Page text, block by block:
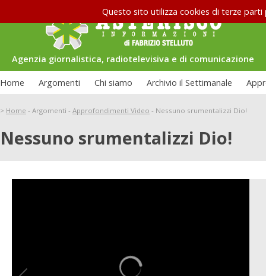
Questo sito utilizza cookies di terze
Agenzia giornalistica, radiotelevisiva e di comunicazione
Home Argomenti Chi siamo Archivio il Settimanale
> Home - Argomenti - Approfondimenti Video - Nessuno srumentalizzi Dio!
Nessuno srumentalizzi Dio!